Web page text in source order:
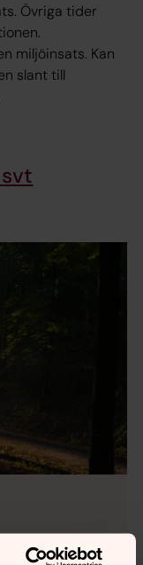
Övriga tider
miljöinsats. Kan
slant till